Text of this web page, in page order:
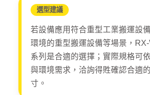
選型建議
若設備應用符合重型工業搬運設
環境的重型搬運設備等場景，
系列是合適的選擇；實際規格可
與環境需求，洽詢得貹確認合適
寸。